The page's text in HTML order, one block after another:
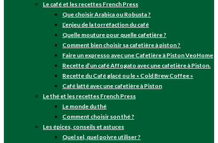
Le café et les recettes French Press
Que choisir Arabica ou Robusta ?
L’enjeu de la torréfaction du café
Quelle mouture pour quelle cafetière ?
Comment bien choisir sa cafetière à piston ?
Faire un expresso avec une Cafetière à Piston VeoHome
Recette d’un café Affogato avec une cafetière à Piston.
Recette du Café glacé ou le « Cold Brew Coffee »
Café latté avec une cafetière à Piston
Le thé et les recettes French Press
Le monde du thé
Comment choisir son thé ?
Les épices, conseils et astuces
Quel sel, quel poivre utiliser ?